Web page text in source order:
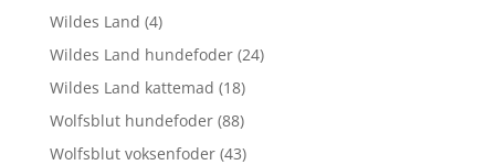
Wildes Land (4)
Wildes Land hundefoder (24)
Wildes Land kattemad (18)
Wolfsblut hundefoder (88)
Wolfsblut voksenfoder (43)